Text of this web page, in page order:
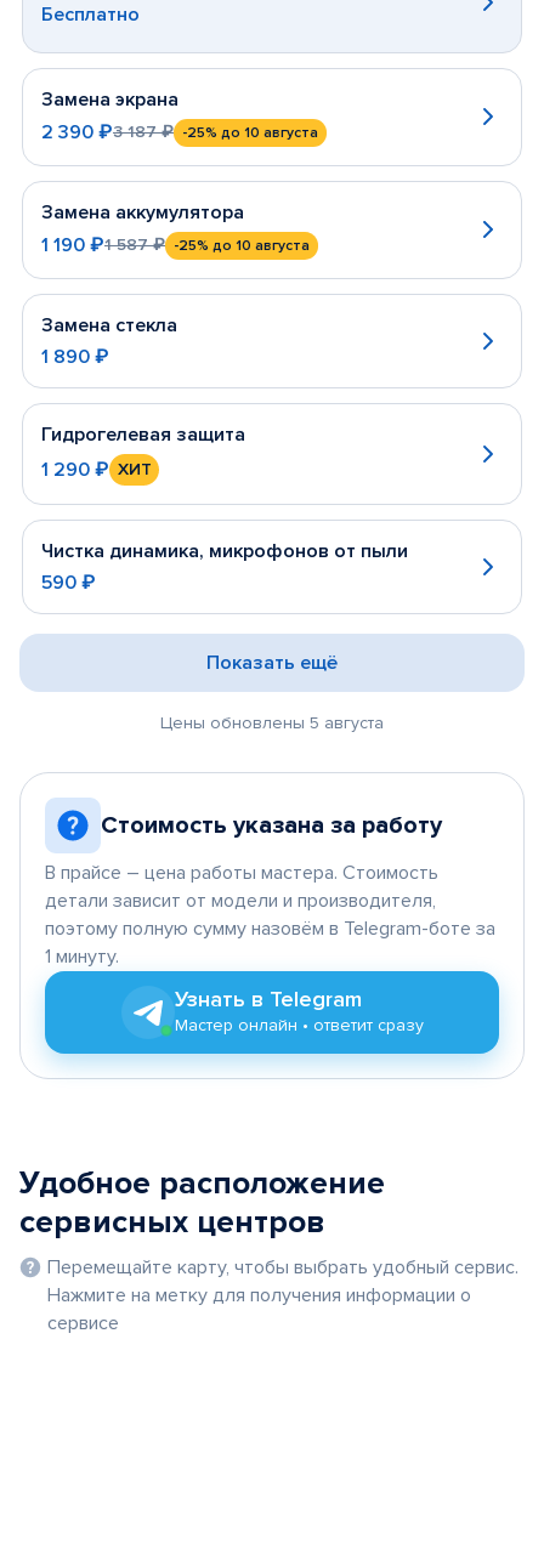
Бесплатно
Замена экрана
2 390 ₽3 187 ₽ -25% до 10 августа
Замена аккумулятора
1 190 ₽1 587 ₽ -25% до 10 августа
Замена стекла
1 890 ₽
Гидрогелевая защита
1 290 ₽ ХИТ
Чистка динамика, микрофонов от пыли
590 ₽
Цены обновлены 5 августа
Показать ещё
Стоимость указана за работу
В прайсе – цена работы мастера. Стоимость
детали зависит от модели и производителя,
поэтому полную сумму назовём в Telegram-боте за
1 минуту.
Узнать в Telegram
Мастер онлайн • ответит сразу
Удобное расположение
сервисных центров
Перемещайте карту, чтобы выбрать удобный сервис.
Нажмите на метку для получения информации о
сервисе